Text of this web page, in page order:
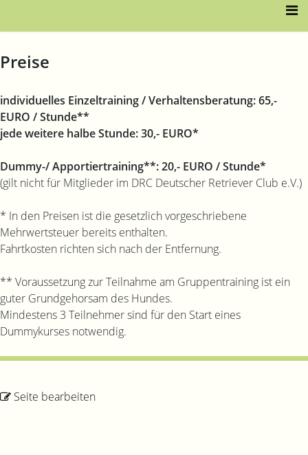
Preise
individuelles Einzeltraining / Verhaltensberatung: 65,-
EURO / Stunde**
jede weitere halbe Stunde: 30,- EURO*
Dummy-/ Apportiertraining**: 20,- EURO / Stunde*
(gilt nicht für Mitglieder im DRC Deutscher Retriever Club e.V.)
* In den Preisen ist die gesetzlich vorgeschriebene
Mehrwertsteuer bereits enthalten.
Fahrtkosten richten sich nach der Entfernung.
** Voraussetzung zur Teilnahme am Gruppentraining ist ein
guter Grundgehorsam des Hundes.
Mindestens 3 Teilnehmer sind für den Start eines
Dummykurses notwendig.
Seite bearbeiten